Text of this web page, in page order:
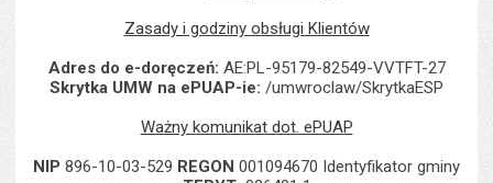
Zasady i godziny obsługi Klientów
Adres do e-doręczeń: AE:PL-95179-82549-VVTFT-27
Skrytka UMW na ePUAP-ie: /umwroclaw/SkrytkaESP
Ważny komunikat dot. ePUAP
NIP 896-10-03-529 REGON 001094670 Identyfikator gminy